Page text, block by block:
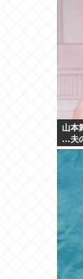
山本
…夫
昌子